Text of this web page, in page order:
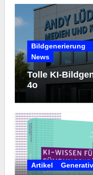
Bildgenerierung
News
Tolle KI-
4o
Artikel